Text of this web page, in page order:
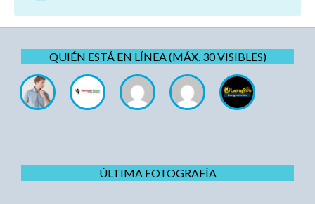
QUIÉN ESTÁ EN LÍNEA (MÁX. 30 VISIBLES)
ÚLTIMA FOTOGRAFÍA